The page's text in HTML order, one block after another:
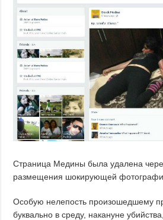
Страница Медины была удалена
размещения шокирующей
Особую нелепость произошедшему
буквально в среду, накануне